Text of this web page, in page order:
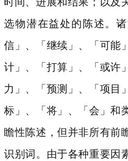
选物潜在益处的陈述。
信」、「继续」、「可能
计」、「打算」、「或许
力」、「预测」、「项目
标」、「将」、「会」和
瞻性陈述，但并非所有前
识别词。由于各种重要因